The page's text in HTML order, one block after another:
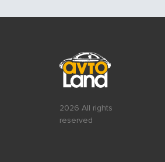
2026 All rights
reserved